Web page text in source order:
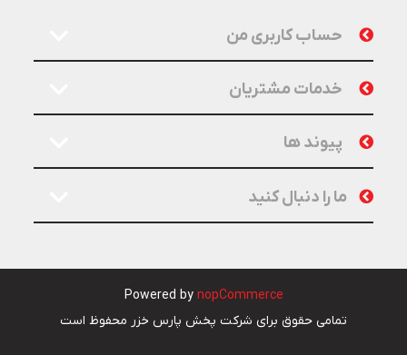
حساب کاربری من
خدمات مشتریان
پیوند ها
ما را دنبال کنید
Powered by nopCommerce
تمامی حقوق برای شرکت پخش پارس خزر محفوظ است